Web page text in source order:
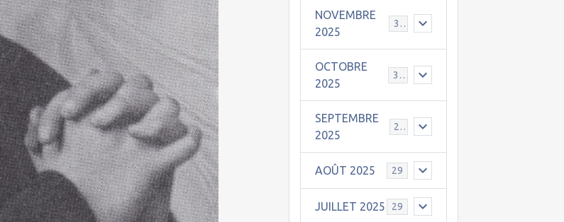
NOVEMBRE
2025
30
OCTOBRE
2025
31
SEPTEMBRE
2025
25
AOÛT 2025 29
JUILLET 2025 29